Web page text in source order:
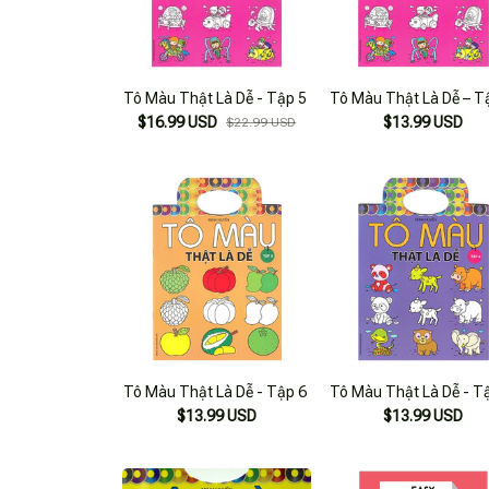
Tô Màu Thật Là Dễ - Tập 5
$16.99 USD $22.99 USD
Tô Màu Thật Là Dễ –
$13.99 USD
Tô Màu Thật Là Dễ - Tập 6
$13.99 USD
Tô Màu Thật Là Dễ -
$13.99 USD